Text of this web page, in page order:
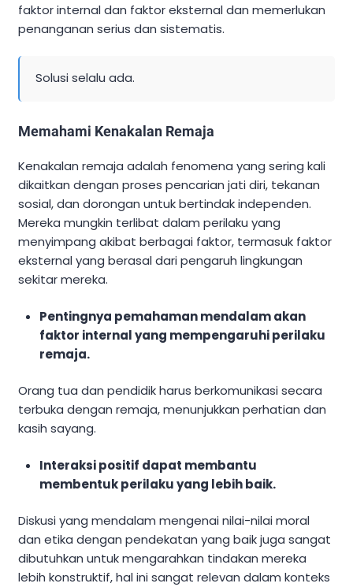
faktor internal dan faktor eksternal dan memerlukan
penanganan serius dan sistematis.
Solusi selalu ada.
Memahami Kenakalan Remaja
Kenakalan remaja adalah fenomena yang sering kali
dikaitkan dengan proses pencarian jati diri, tekanan
sosial, dan dorongan untuk bertindak independen.
Mereka mungkin terlibat dalam perilaku yang
menyimpang akibat berbagai faktor, termasuk faktor
eksternal yang berasal dari pengaruh lingkungan
sekitar mereka.
Pentingnya pemahaman mendalam akan
faktor internal yang mempengaruhi perilaku
remaja.
Orang tua dan pendidik harus berkomunikasi secara
terbuka dengan remaja, menunjukkan perhatian dan
kasih sayang.
Interaksi positif dapat membantu
membentuk perilaku yang lebih baik.
Diskusi yang mendalam mengenai nilai-nilai moral
dan etika dengan pendekatan yang baik juga sangat
dibutuhkan untuk mengarahkan tindakan mereka
lebih konstruktif, hal ini sangat relevan dalam konteks